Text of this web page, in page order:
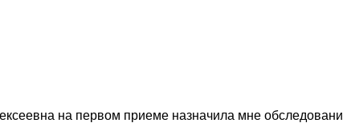
на первом приеме назначила мне